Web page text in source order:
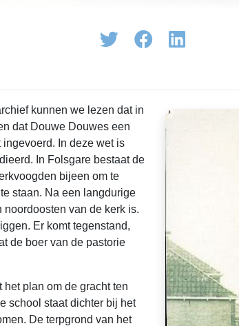
kunnen we lezen dat in
dat Douwe Douwes een
In deze wet is
In Folsgare bestaat de
bijeen om te
staan. Na een langdurige
van de kerk is.
Er komt tegenstand,
de boer van de pastorie
plan om de gracht ten
school staat dichter bij het
De terpgrond van het